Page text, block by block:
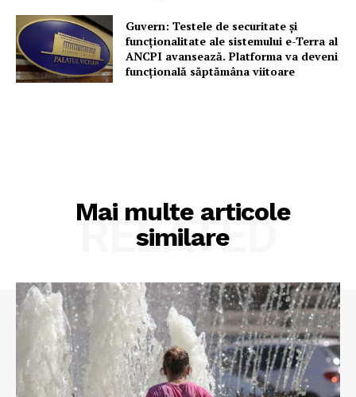
Guvern: Testele de securitate și
funcționalitate ale sistemului e-Terra al
ANCPI avansează. Platforma va deveni
funcțională săptămâna viitoare
Mai multe articole
similare
RELATED